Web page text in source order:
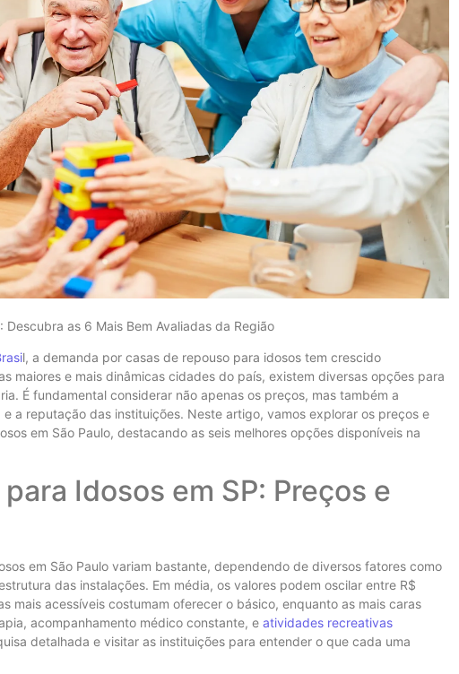
as 6 Mais Bem Avaliadas da Região
l, a demanda por casas de repouso para idosos tem crescido
maiores e mais dinâmicas cidades do país, existem diversas opções para
É fundamental considerar não apenas os preços, mas também a
a reputação das instituições. Neste artigo, vamos explorar os preços e
em São Paulo, destacando as seis melhores opções disponíveis na
Idosos em SP: Preços e
em São Paulo variam bastante, dependendo de diversos fatores como
das instalações. Em média, os valores podem oscilar entre R$
mais acessíveis costumam oferecer o básico, enquanto as mais caras
acompanhamento médico constante, e atividades recreativas
detalhada e visitar as instituições para entender o que cada uma